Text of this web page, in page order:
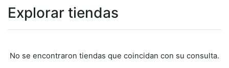
Explorar tiendas
No se encontraron tiendas que coincidan con su consulta.